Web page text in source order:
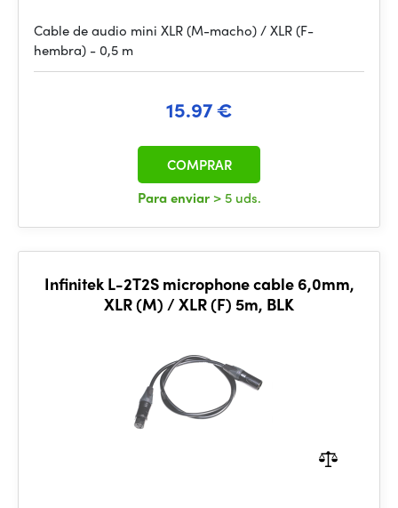
Cable de audio mini XLR (M-macho) / XLR (F-
hembra) - 0,5 m
15.97 €
Para enviar > 5 uds.
COMPRAR
Infinitek L-2T2S microphone cable 6,0mm,
XLR (M) / XLR (F) 5m, BLK